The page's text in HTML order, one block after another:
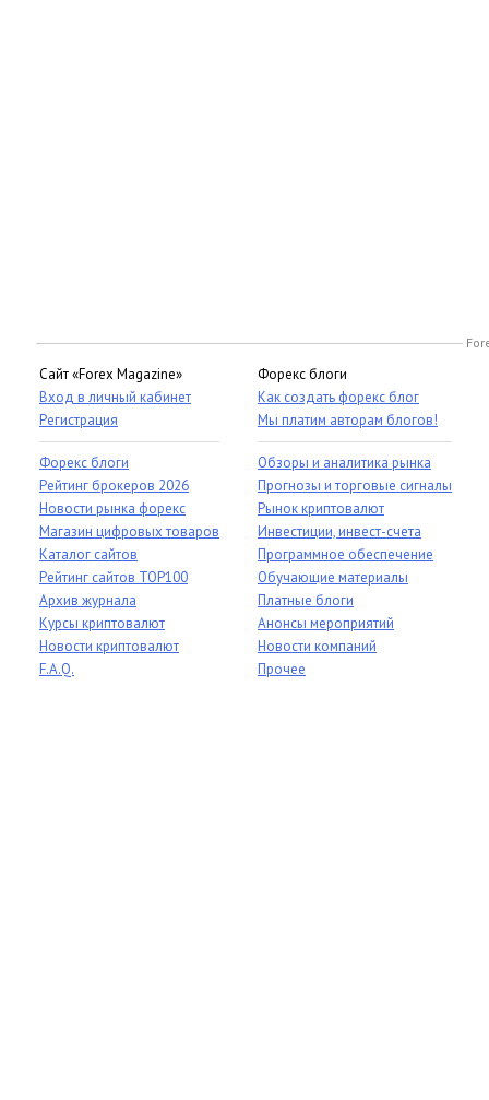
Сайт «Forex Magazine»
Вход в личный кабинет
Регистрация
Форекс блоги
Рейтинг брокеров 2026
Новости рынка форекс
Магазин цифровых товаров
Каталог сайтов
Рейтинг сайтов TOP100
Архив журнала
Курсы криптовалют
Новости криптовалют
F.A.Q.
Форекс блоги
Как создать форекс блог
Мы платим авторам блогов!
Обзоры и аналитика рынка
Прогнозы и торговые сигналы
Рынок криптовалют
Инвестиции, инвест-счета
Программное обеспечение
Обучающие материалы
Платные блоги
Анонсы мероприятий
Новости компаний
Прочее